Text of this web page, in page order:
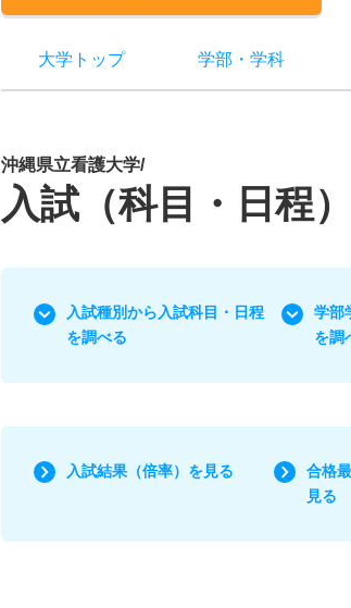
大学トップ 学部 ・ 学科
沖縄県立看護大学/
入試（科目・日程）
入試種別から入試科目・日程
を調べる
学部
を調
入試結果（倍率）を見る
合格
見る